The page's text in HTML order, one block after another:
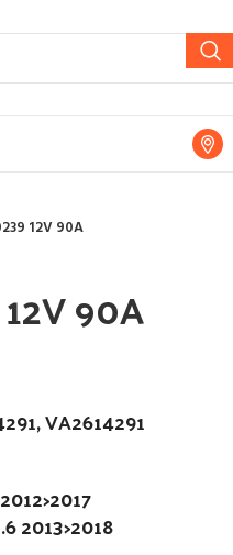
12V 90A
90A
VA2614291
2013>2018